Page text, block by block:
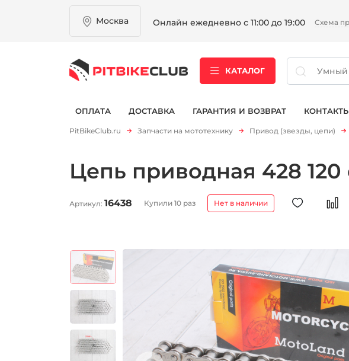
Москва Онлайн ежедневно с 11:00 до 19:00 Схема
КАТАЛОГ
ОПЛАТА ДОСТАВКА ГАРАНТИЯ И ВОЗВРАТ
PitBikeClub.ru Запчасти на мототехнику Привод (звезды, цепи)
Цепь приводная 428 120
Артикул: 16438 Купили 10 раз Нет в наличии